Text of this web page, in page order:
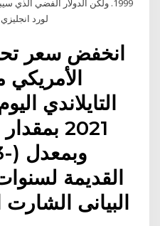
1999. ولكن الدولار الفضي
لورد انجليزي حتى مكث
انخفض سعر
الأمريكي
القديمة
البيانى